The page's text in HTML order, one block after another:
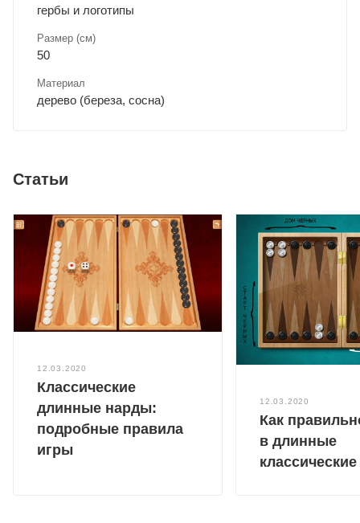
гербы и логотипы
Размер (см)
50
Материал
дерево (береза, сосна)
Статьи
12.03.2020
Классические
длинные нарды:
подробные правила
игры
12.03.2020
Как
в длинные